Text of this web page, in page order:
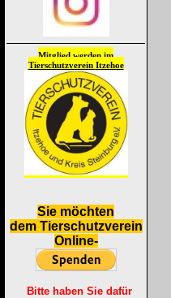
Mitglied werden im
Tierschutzverein Itzehoe
Sie möchten
dem Tierschutzverein
Online-
Bitte haben Sie dafür